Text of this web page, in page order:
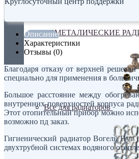
БИМЕТАЛИЧЕСКИЕ
Все для радиаторов
Описание
Характеристики
Отзывы (0)
Благодаря отказу от верхней
специально для применения в
Большое расстояние между
внутренних поверхностей корпуса
Этот отопительный прибор можно
возможно пд заказ.
Гигиенический радиатор Вогель
двухтрубной системах водяного